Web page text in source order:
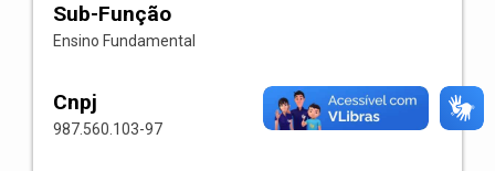
Sub-Função
Ensino Fundamental
Cnpj
987.560.103-97